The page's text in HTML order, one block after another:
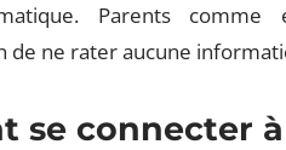
Parents comme
de ne rater aucune
se connecter